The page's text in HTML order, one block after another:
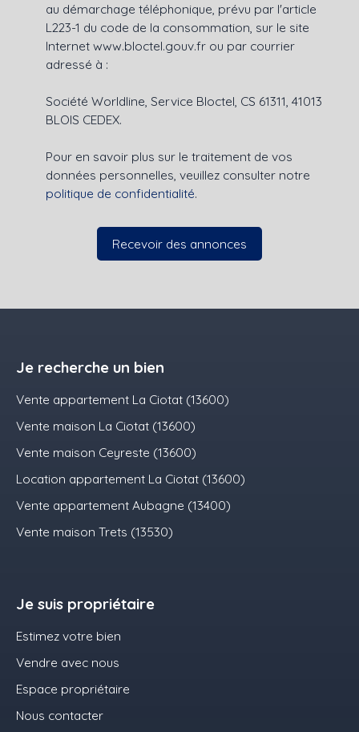
au démarchage téléphonique, prévu par l'article
L223-1 du code de la consommation, sur le site
Internet www.bloctel.gouv.fr ou par courrier
adressé à :
Société Worldline, Service Bloctel, CS 61311, 41013
BLOIS CEDEX.
Pour en savoir plus sur le traitement de vos
données personnelles, veuillez consulter notre
politique de confidentialité.
Recevoir des annonces
Je recherche un bien
Vente appartement La Ciotat (13600)
Vente maison La Ciotat (13600)
Vente maison Ceyreste (13600)
Location appartement La Ciotat (13600)
Vente appartement Aubagne (13400)
Vente maison Trets (13530)
Je suis propriétaire
Estimez votre bien
Vendre avec nous
Espace propriétaire
Nous contacter